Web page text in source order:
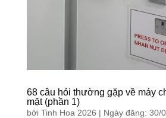
68 câu hỏi thường gặp về máy
mặt (phần 1)
bởi Tinh Hoa 2026 | Ngày đăng: